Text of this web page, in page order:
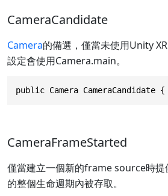
CameraCandidate
Camera的備選，僅當未使用Unity
設定會使用Camera.main。
public Camera
CameraFrameStarted
僅當建立一個新的frame source時提
的整個生命週期內被存取。